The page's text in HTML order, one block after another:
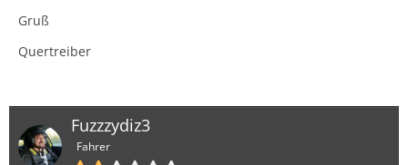
Gruß
Quertreiber
Fuzzzydiz3
Fahrer